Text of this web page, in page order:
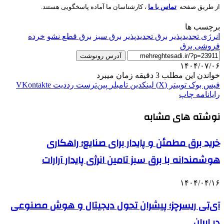
از طریق صفحه تماس با ما ، کارشناسان ما آماده پاسخگویی هستند.
برچسب ها
انرژی تجدید‌پذیر برق تجدیدپذیر برق سبز برق قطع نشو خرده
فروشی برق
آدرس رونوشت
۱۴۰۴/۰۷/۰۶
خواندن این مطلب 3 دقیقه زمان میبرد
فیس بوک توییتر (X) لینکدین ‫تامبلر ‫پین‌ترست ‫رددیت ‫VKontakte
رایانامه چاپ
نوشته های مشابه
خرید برق مطمئن و پایدار برای صنایع؛ راهکاری
هوشمندانه با برق سبز تامین انرژی پایدار آرارات
۱۴۰۴/۰۴/۱۶
آی‌تی ریسرچز؛ پیشران تحول دیجیتال و هوش مصنوعی